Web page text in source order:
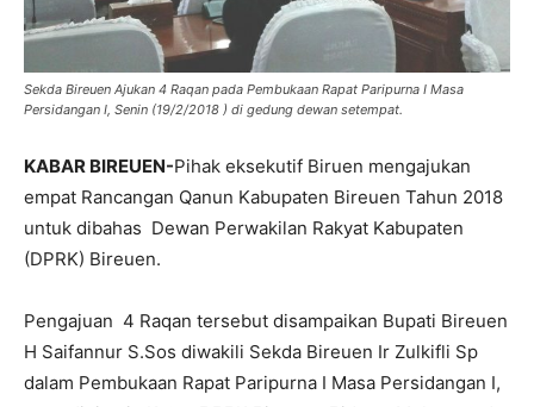
Sekda Bireuen Ajukan 4 Raqan pada Pembukaan Rapat Paripurna I Masa
Persidangan I, Senin (19/2/2018 ) di gedung dewan setempat.
KABAR BIREUEN-Pihak eksekutif Biruen mengajukan
empat Rancangan Qanun Kabupaten Bireuen Tahun 2018
untuk dibahas Dewan Perwakilan Rakyat Kabupaten
(DPRK) Bireuen.
Pengajuan 4 Raqan tersebut disampaikan Bupati Bireuen
H Saifannur S.Sos diwakili Sekda Bireuen Ir Zulkifli Sp
dalam Pembukaan Rapat Paripurna I Masa Persidangan I,